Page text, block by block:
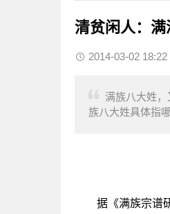
清贫闲人：
2014-03-02 18:22
满族八大姓，
族八大姓具体指
据《满族宗谱研